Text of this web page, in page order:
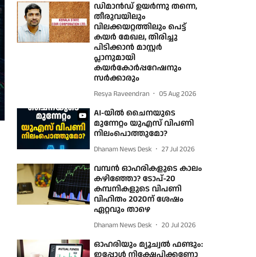
ഡിമാന്‍ഡ് ഉയര്‍ന്നു തന്നെ,
തീരുവയിലും
വിലക്കയറ്റത്തിലും പെട്ട്
കയര്‍ മേഖല, തിരിച്ചു
പിടിക്കാന്‍ മാസ്റ്റര്‍
പ്ലാനുമായി
കയര്‍കോര്‍പ്പറേഷനും
സര്‍ക്കാരും
Resya Raveendran 05 Aug 2026
AI-യിൽ ചൈനയുടെ
മുന്നേറ്റം യുഎസ് വിപണി
നിലംപൊത്തുമോ?
Dhanam News Desk 27 Jul 2026
വമ്പന്‍ ഓഹരികളുടെ കാലം
കഴിഞ്ഞോ? ടോപ്-20
കമ്പനികളുടെ വിപണി
വിഹിതം 2020ന് ശേഷം
ഏറ്റവും താഴെ
Dhanam News Desk 20 Jul 2026
ഓഹരിയും മ്യൂച്വൽ ഫണ്ടും: